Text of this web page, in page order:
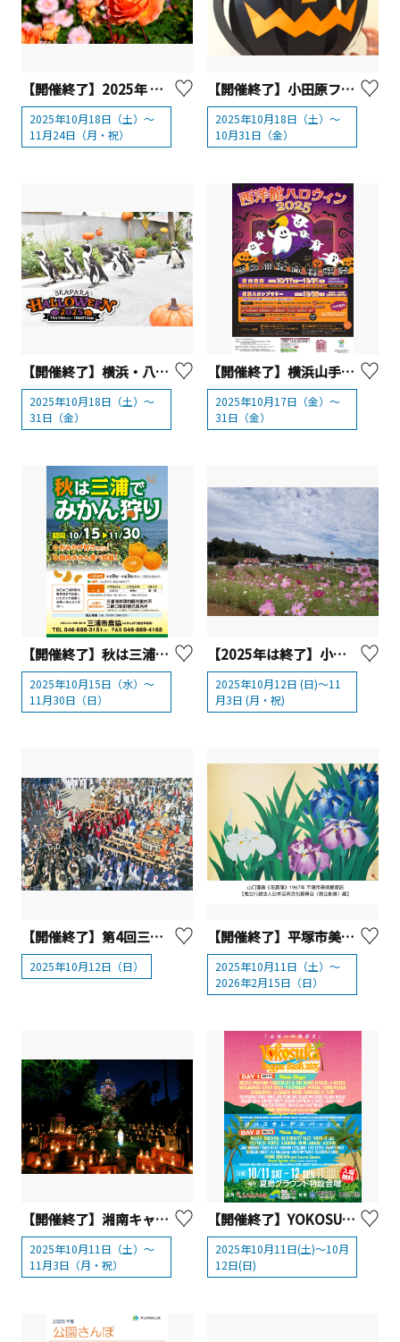
【開催終了】2025年 小田原フラワーガーデン「秋のローズフェスタ」
2025年10月18日（土）～
11月24日（月・祝）
【開催終了】小田原フラワーガーデン Happy Halloween!!
2025年10月18日（土）～
10月31日（金）
【開催終了】横浜・八景島シーパラダイス SEAPARA HALLOWEEN 2025
2025年10月18日（土）～
31日（金）
【開催終了】横浜山手西洋館「西洋館 ハロウィン2025」
2025年10月17日（金）～
31日（金）
【開催終了】秋は三浦でみかん狩り2025
2025年10月15日（水）～
11月30日（日）
【2025年は終了】小松コスモス園「第26回 小松コスモスまつり」
2025年10月12日 (日)～11
月3日 (月・祝)
【開催終了】第4回三崎木遣みこしパレード
2025年10月12日（日）
【開催終了】平塚市美術館 特集展「 国立劇場の名品展ー 鏑木清方、小倉遊亀、東山魁夷、髙山辰雄、加山又造…」
2025年10月11日（土）〜
2026年2月15日（日）
【開催終了】湘南キャンドル2025
2025年10月11日（土）～
11月3日（月・祝）
【開催終了】YOKOSUKA REGGAE BASH 2025 10月に開催決定!!
2025年10月11日(土)～10月
12日(日)